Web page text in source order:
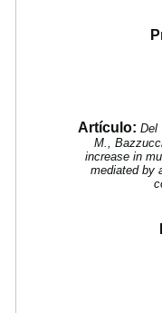
Artículo: Del
M.,
increase in
mediated by